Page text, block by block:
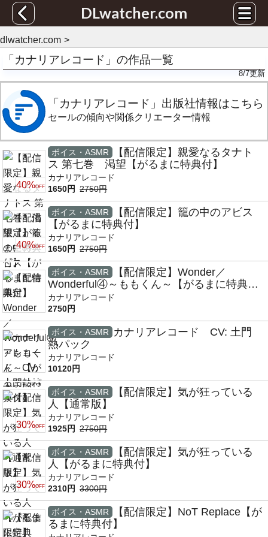
DLwatcher.com
dlwatcher.com
「カナリアレコード」の作品一覧
8/7更新
「カナリアレコード」出版社情報はこちら
セールの傾向や関係クリエーター情報
40%OFF
ボイス・ASMR
【配信限定】親愛なるタナト
ス 第七巻 渇望【がるまに特典付】
カナリアレコード
1650円 2750円
40%OFF
ボイス・ASMR
【配信限定】籠の中のアビス
【がるまに特典付】
カナリアレコード
1650円 2750円
ボイス・ASMR
【配信限定】Wonder／
Wonderful④～ももくん～【がるまに特典
付】
カナリアレコード
2750円
ボイス・ASMR
カナリアレコード CV: 土門
熱パック
カナリアレコード
10120円
30%OFF
ボイス・ASMR
【配信限定】気が狂っている
人【通常版】
カナリアレコード
1925円 2750円
30%OFF
ボイス・ASMR
【配信限定】気が狂っている
人【がるまに特典付】
カナリアレコード
2310円 3300円
ボイス・ASMR
【配信限定】NoT Replace【が
るまに特典付】